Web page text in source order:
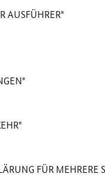
AUSFÜHRER"
FÜR MEHRERE